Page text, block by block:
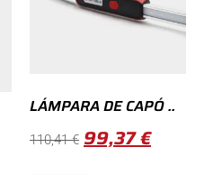
LÁMPARA DE CAPÓ ..
110,41€ 99,37€